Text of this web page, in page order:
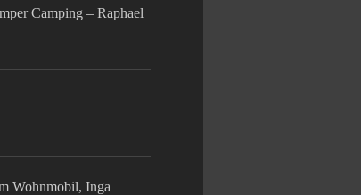
Camping – Raphael
Wohnmobil, Inga